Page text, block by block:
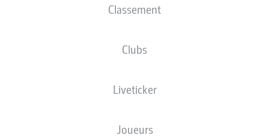
Classement
Clubs
Liveticker
Joueurs
COMPOSITIONS STATISTIQUES